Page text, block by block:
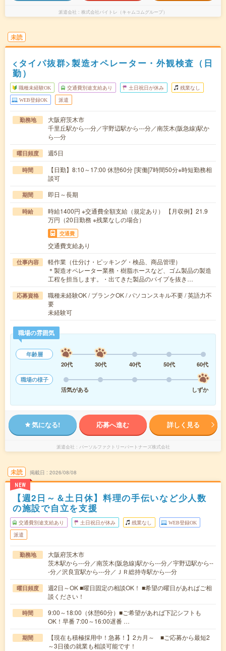
派遣会社 株式会社バイトレ（キャムコムグループ）
未読
<タイパ抜群>製造オペレーター・外観検査（日
勤）
職種未経験OK 交通費別途支給あり 土日祝日が休み 残業なし
WEB登録OK 派遣
勤務地
大阪府茨木市
千里丘駅から---分／宇野辺駅から---分／南茨木(阪急線)駅か
ら---分
曜日頻度 週5日
時間
【日勤】8:10～17:00 休憩60分 [実働]7時間50分※時短勤務相
談可
期間 即日～長期
時給
時給1400円 ※交通費全額支給（規定あり） 【月収例】21.9
万円（20日勤務 ※残業なしの場合）
交通費
交通費支給あり
仕事内容
軽作業（仕分け・ピッキング・検品、商品管理）
＊製造オペレーター業務・樹脂ホースなど、ゴム製品の製造
工程を担当します。・出てきた製品のパイプを抜き…
応募資格
職種未経験OK / ブランクOK / パソコンスキル不要 / 英語力不
要
未経験可
職場の雰囲気
年齢層
20代
30代 40代 50代
60代
職場の様子
活気がある
しずか
気になる! 応募へ進む 詳しく見る
派遣会社 パーソルファクトリーパートナーズ株式会社
未読
NEW
掲載日 2026/08/08
【週2日～＆土日休】料理の手伝いなど少人数
の施設で自立を支援
交通費別途支給あり 土日祝日が休み 残業なし WEB登録OK
派遣
勤務地
大阪府茨木市
茨木駅から---分／南茨木(阪急線)駅から---分／宇野辺駅から--
-分／沢良宜駅から---分／ＪＲ総持寺駅から---分
曜日頻度
週2日～OK ■曜日固定の相談OK！ ■希望の曜日があればご相
談ください！
時間
9:00～18:00（休憩60分）■ご希望があれば下記シフトも
OK！早番 7:00～16:00遅番 …
期間
【現在も積極採用中！急募！】2カ月～ ■ご応募から最短2
～3日後の就業も相談可能です！